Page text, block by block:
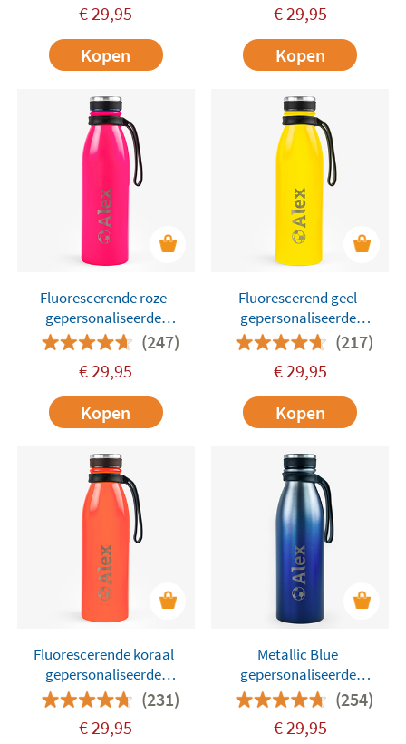
€ 29,95
Kopen
€ 29,95
Kopen
Fluorescerende roze
gepersonaliseerde
Thermische 500ml Fles van
Tandem
(247)
€ 29,95
Kopen
Fluorescerend geel
gepersonaliseerde
Thermische 500ml Fles van
Tandem
(217)
€ 29,95
Kopen
Fluorescerende koraal
gepersonaliseerde
Thermische 500ml Fles van
Tandem
(231)
€29,95
Metallic Blue
gepersonaliseerde
Thermische 500ml Fles van
Tandem
(254)
€29,95